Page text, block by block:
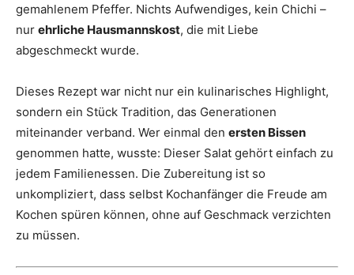
gemahlenem Pfeffer. Nichts Aufwendiges, kein Chichi –
nur ehrliche Hausmannskost, die mit Liebe
abgeschmeckt wurde.
Dieses Rezept war nicht nur ein kulinarisches Highlight,
sondern ein Stück Tradition, das Generationen
miteinander verband. Wer einmal den ersten Bissen
genommen hatte, wusste: Dieser Salat gehört einfach zu
jedem Familienessen. Die Zubereitung ist so
unkompliziert, dass selbst Kochanfänger die Freude am
Kochen spüren können, ohne auf Geschmack verzichten
zu müssen.